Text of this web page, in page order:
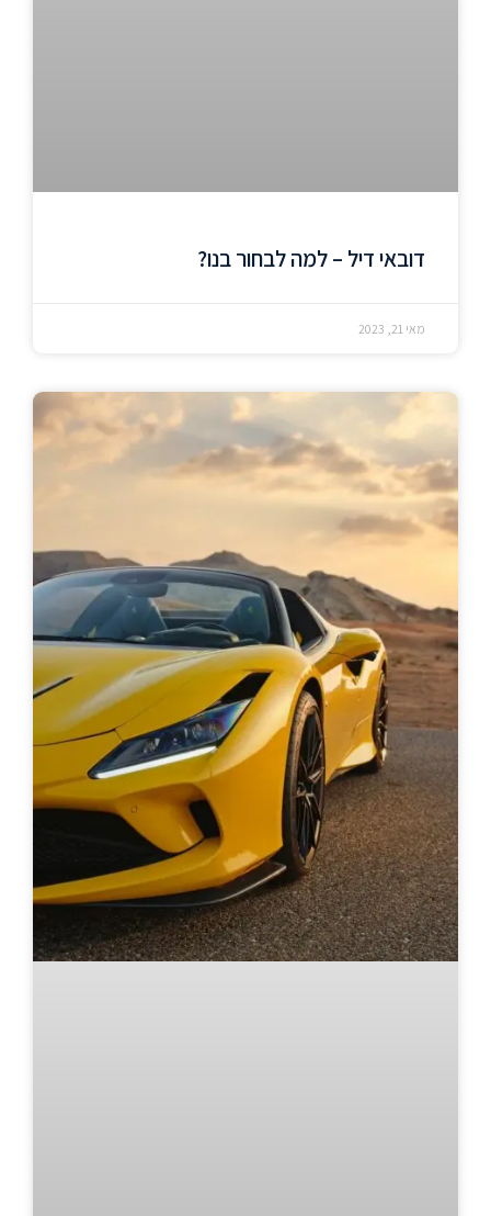
דובאי דיל – למה לבחור בנו?
מאי 21, 2023